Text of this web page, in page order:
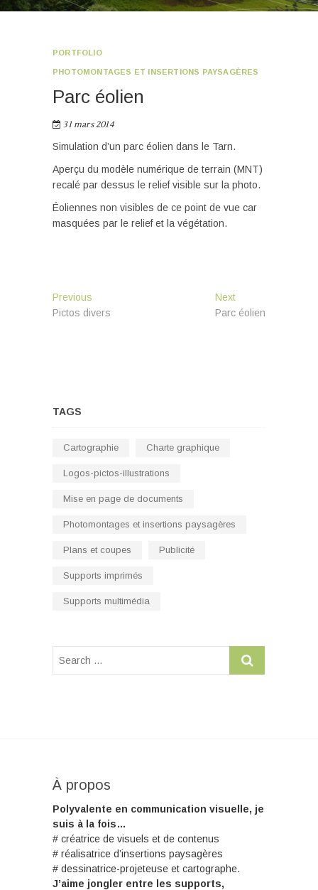
PORTFOLIO
PHOTOMONTAGES ET INSERTIONS PAYSAGÈRES
Parc éolien
31 mars 2014
Simulation d’un parc éolien dans le Tarn.
Aperçu du modèle numérique de terrain (MNT)
recalé par dessus le relief visible sur la photo.
Éoliennes non visibles de ce point de vue car
masquées par le relief et la végétation.
Navigation
de
Previous
post:
Pictos divers
NextNext
post:
Parc éolien
TAGS
Cartographie Charte graphique
Logos-pictos-illustrations
Mise en page de documents
Photomontages et insertions paysagères
Plans et coupes Publicité
Supports imprimés
Supports multimédia
À propos
Polyvalente en communication visuelle, je
suis à la fois…
# créatrice de visuels et de contenus
# réalisatrice d’insertions paysagères
# dessinatrice-projeteuse et cartographe.
J’aime jongler entre les supports,